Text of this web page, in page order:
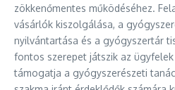
zökkenőmentes működéséhez.
vásárlók kiszolgálása, a
nyilvántartása és a gyógyszertár
fontos szerepet játszik az
támogatja a gyógyszerészeti